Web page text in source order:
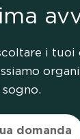
i tuoi
domanda